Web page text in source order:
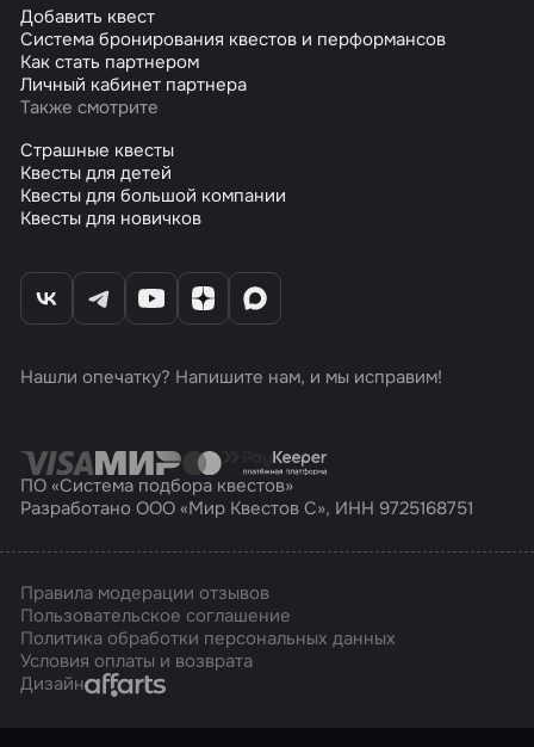
Добавить квест
Система бронирования квестов и перформансов
Как стать партнером
Личный кабинет партнера
Также смотрите
Страшные квесты
Квесты для детей
Квесты для большой компании
Квесты для новичков
Нашли опечатку? Напишите нам, и мы исправим!
ПО «Система подбора квестов»
Разработано ООО «Мир Квестов С», ИНН 9725168751
Правила модерации отзывов
Пользовательское соглашение
Политика обработки персональных данных
Условия оплаты и возврата
ДизайнAffarts